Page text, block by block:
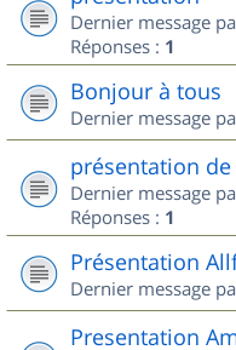
Dernier message
Réponses : 1
Bonjour à tous
Dernier message
présentation
Dernier message
Réponses : 1
Présentation
Dernier message
Presentation